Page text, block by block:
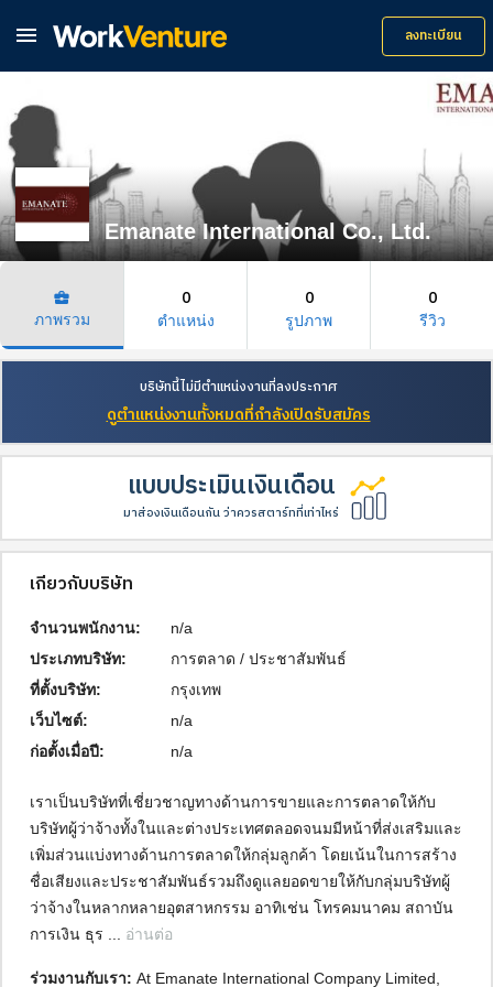
 ลงทะเบียน
Emanate International Co., Ltd.
business_center
ภาพรวม
0
ตำแหน่ง
0
รูปภาพ
0
รีวิว
บริษัทนี้ไม่มีตำแหน่งงานที่ลงประกาศ
ดูตำแหน่งงานทั้งหมดที่กำลังเปิดรับสมัคร
แบบประเมินเงินเดือน
มาส่องเงินเดือนกัน ว่าควรสตาร์ทที่เท่าไหร่
เกี่ยวกับบริษัท
จำนวนพนักงาน:
n/a
ประเภทบริษัท:
การตลาด / ประชาสัมพันธ์
ที่ตั้งบริษัท:
กรุงเทพ
เว็บไซต์:
n/a
ก่อตั้งเมื่อปี:
n/a
เราเป็นบริษัทที่เชี่ยวชาญทางด้านการขายและการตลาดให้กับ
บริษัทผู้ว่าจ้างทั้งในและต่างประเทศตลอดจนมมีหน้าที่ส่งเสริมและ
เพิ่มส่วนแบ่งทางด้านการตลาดให้กลุ่มลูกค้า โดยเน้นในการสร้าง
ชื่อเสียงและประชาสัมพันธ์รวมถึงดูแลยอดขายให้กับกลุ่มบริษัทผู้
ว่าจ้างในหลากหลายอุตสาหกรรม อาทิเช่น โทรคมนาคม สถาบัน
การเงิน ธุร ... อ่านต่อ
ร่วมงานกับเรา: At Emanate International Company Limited,